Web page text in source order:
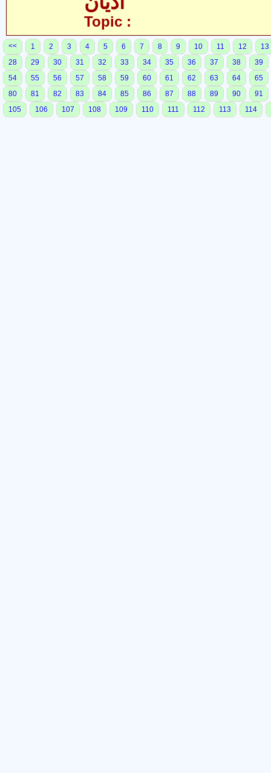
Topic :
<< 1 2 3 4 5 6 7 8 9 10 11 12
13
28
29 30 31 32 33 34 35 36 37 38
39
54
55 56 57 58 59 60 61 62 63 64
65
80
81 82 83 84 85 86 87 88 89 90
91
105
106 107 108 109 110 111 112 113 114